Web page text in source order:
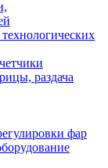
раздача
фар